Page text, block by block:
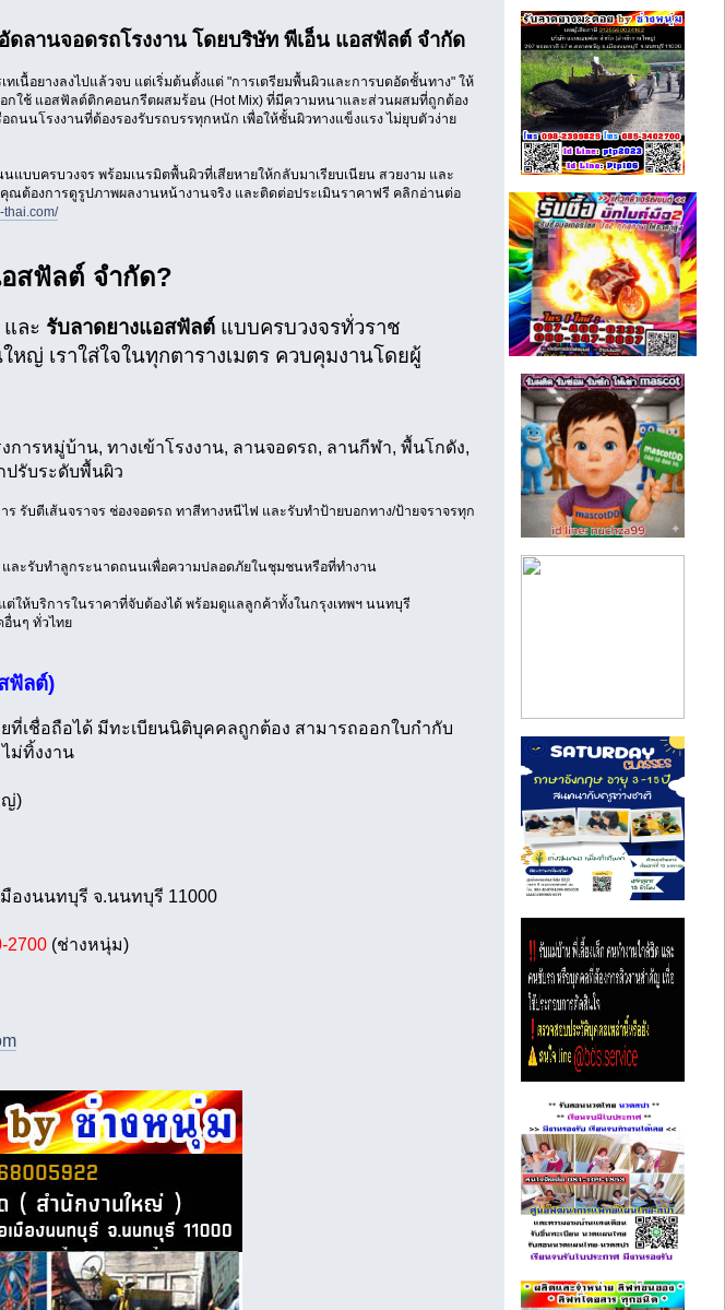
ลานจอดรถโรงงาน โดยบริษัท พีเอ็น แอสฟัลต์ จำกัด
นื้อยางลงไปแล้วจบ แต่เริ่มต้นตั้งแต่ "การเตรียมพื้นผิวและการบดอัดชั้นทาง" ให้
กใช้ แอสฟัลต์ติกคอนกรีตผสมร้อน (Hot Mix) ที่มีความหนาและส่วนผสมที่ถูกต้อง
ถนนโรงงานที่ต้องรองรับรถบรรทุกหนัก เพื่อให้ชั้นผิวทางแข็งแรง ไม่ยุบตัวง่าย
บบครบวงจร พร้อมเนรมิตพื้นผิวที่เสียหายให้กลับมาเรียบเนียน สวยงาม และ
ต้องการดูรูปภาพผลงานหน้างานจริง และติดต่อประเมินราคาฟรี คลิกอ่านต่อ
thai.com/
สฟัลต์ จำกัด?
และ รับลาดยางแอสฟัลต์แบบครบวงจรทั่วราช
หญ่ เราใส่ใจในทุกตารางเมตร ควบคุมงานโดยผู้
การหมู่บ้าน, ทางเข้าโรงงาน, ลานจอดรถ, ลานกีฬา, พื้นโกดัง,
ปรับระดับพื้นผิว
รับตีเส้นจราจร ช่องจอดรถ ทาสีทางหนีไฟ และรับทำป้ายบอกทาง/ป้ายจราจรทุก
ละรับทำลูกระนาดถนนเพื่อความปลอดภัยในชุมชนหรือที่ทำงาน
ต่ให้บริการในราคาที่จับต้องได้ พร้อมดูแลลูกค้าทั้งในกรุงเทพฯ นนทบุรี
นๆ ทั่วไทย
ฟัลต์)
เชื่อถือได้ มีทะเบียนนิติบุคคลถูกต้อง สามารถออกใบกำกับ
ไม่ทิ้งงาน
ญ่)
งนนทบุรี จ.นนทบุรี 11000
2700(ช่างหนุ่ม)